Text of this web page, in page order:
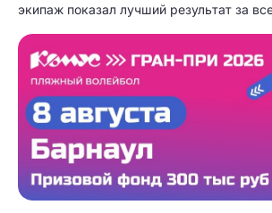
экипаж показал лучший результат за